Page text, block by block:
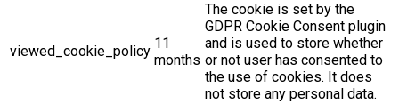
viewed_cookie_policy 11
months
The cookie is set by the
GDPR Cookie Consent plugin
and is used to store whether
or not user has consented to
the use of cookies. It does
not store any personal data.